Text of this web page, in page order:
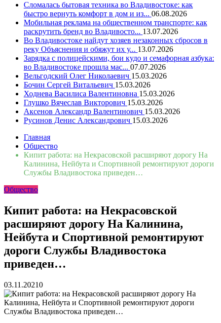
Сломалась бытовая техника во Владивостоке: как
быстро вернуть комфорт в дом и из... 06.08.2026
Мобильная реклама на общественном транспорте: как
раскрутить бренд во Владивосто... 13.07.2026
Во Владивостоке найдут хозяев незаконных сбросов в
реку Объяснения и обяжут их у... 13.07.2026
Зарядка с полицейскими, бои кудо и семафорная азбука:
во Владивостоке прошла мас... 07.07.2026
Вельгодский Олег Николаевич 15.03.2026
Бочин Сергей Витальевич 15.03.2026
Ходнева Василиса Валентиновна 15.03.2026
Глушко Вячеслав Викторович 15.03.2026
Аксенов Александр Валентинович 15.03.2026
Русинов Денис Александрович 15.03.2026
Главная
Общество
Кипит работа: на Некрасовской расширяют дорогу На
Калинина, Нейбута и Спортивной ремонтируют дороги
Службы Владивостока приведен…
Общество
Кипит работа: на Некрасовской
расширяют дорогу На Калинина,
Нейбута и Спортивной ремонтируют
дороги Службы Владивостока
приведен…
03.11.20210